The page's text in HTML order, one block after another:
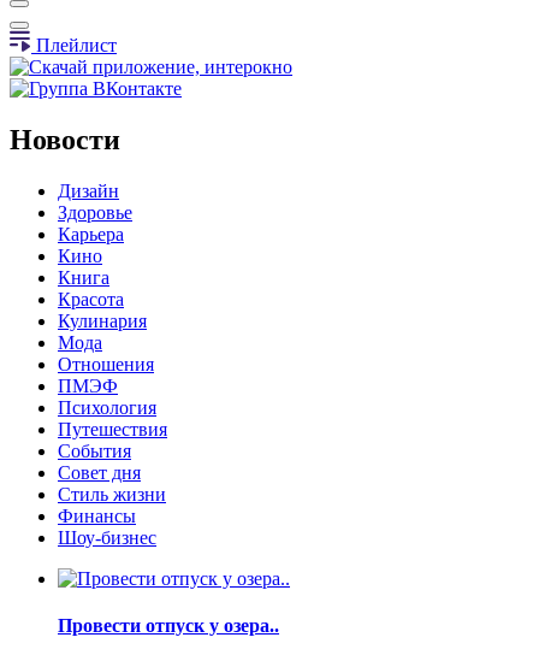
Плейлист
Новости
Дизайн
Здоровье
Карьера
Кино
Книга
Красота
Кулинария
Мода
Отношения
ПМЭФ
Психология
Путешествия
События
Совет дня
Стиль жизни
Финансы
Шоу-бизнес
Провести отпуск у озера..